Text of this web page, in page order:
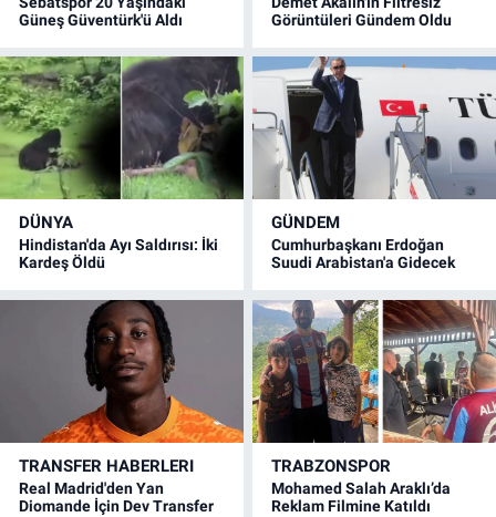
Güneş Güventürk'ü Aldı
Görüntüleri Gündem Oldu
DÜNYA
Hindistan'da Ayı Saldırısı: İki
Kardeş Öldü
GÜNDEM
Cumhurbaşkanı Erdoğan
Suudi Arabistan'a Gidecek
TRANSFER HABERLERI
Real Madrid'den Yan
Diomande İçin Dev Transfer
TRABZONSPOR
Mohamed Salah Araklı’da
Reklam Filmine Katıldı